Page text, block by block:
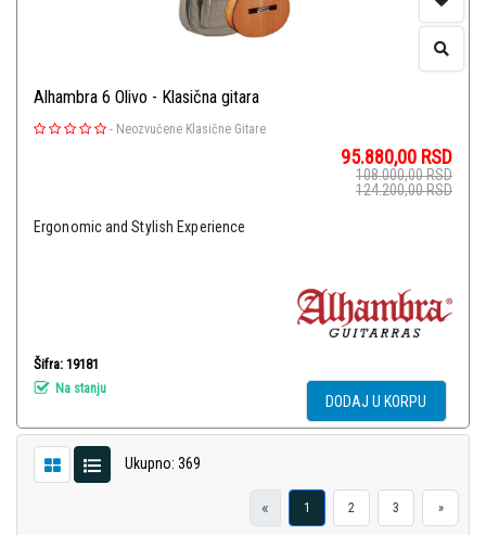
Alhambra 6 Olivo - Klasična gitara
- Neozvučene Klasične Gitare
95.880,00 RSD
108.000,00RSD
124.200,00RSD
Ergonomic and Stylish Experience
Šifra: 19181
Na stanju
DODAJ U KORPU
Ukupno: 369
« 1 2 3 »